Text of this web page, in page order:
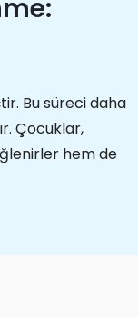
Bu süreci daha
Çocuklar,
hem de